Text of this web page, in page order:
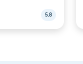
5,8